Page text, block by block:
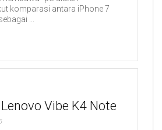
komparasi antara iPhone 7
...
Vibe K4 Note